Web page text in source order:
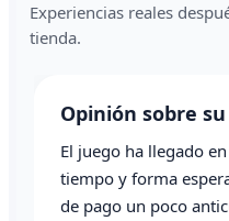
Experiencias reales
tienda.
Opinión sobre
El juego ha llegado
tiempo y forma
de pago un poco